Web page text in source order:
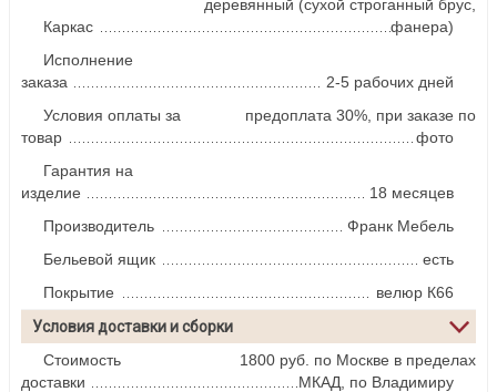
Каркас
деревянный (сухой строганный брус,
фанера)
Исполнение
заказа
2-5 рабочих дней
Условия оплаты за
товар
предоплата 30%, при заказе по
фото
Гарантия на
изделие
18 месяцев
Производитель
Франк Мебель
Бельевой ящик
есть
Покрытие
велюр К66
Условия доставки и сборки
Стоимость
доставки
1800 руб. по Москве в пределах
МКАД, по Владимиру